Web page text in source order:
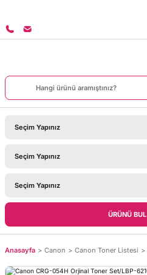
ÜRÜNÜ BUL
Anasayfa Canon Canon Toner Listesi